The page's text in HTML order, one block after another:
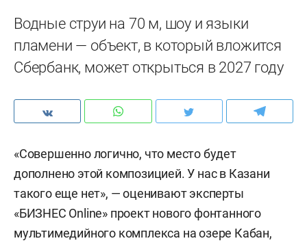
Водные струи на 70 м, шоу и языки
пламени — объект, в который вложится
Сбербанк, может открыться в 2027 году
«Совершенно логично, что место будет
дополнено этой композицией. У нас в Казани
такого еще нет», — оценивают эксперты
«БИЗНЕС Online» проект нового фонтанного
мультимедийного комплекса на озере Кабан,